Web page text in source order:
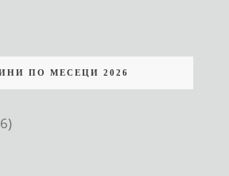
ПО МЕСЕЦИ 2026